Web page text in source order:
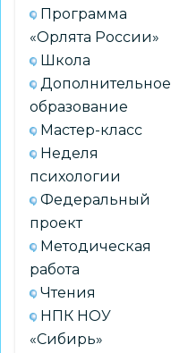
Программа
«Орлята России»
Школа
Дополнительное
образование
Мастер-класс
Неделя
психологии
Федеральный
проект
Методическая
работа
Чтения
НПК НОУ
«Сибирь»